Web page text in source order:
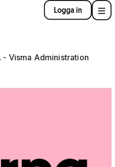
Logga in
- Visma Administration